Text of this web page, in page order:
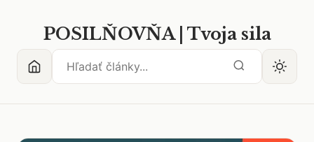
POSILŇOVŇA | Tvoja sila